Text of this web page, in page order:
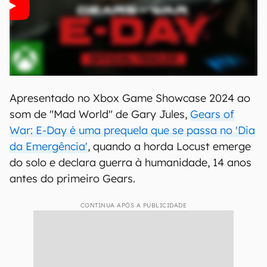
Apresentado no Xbox Game Showcase 2024 ao
som de "Mad World" de Gary Jules, Gears of
War: E-Day é uma prequela que se passa no 'Dia
da Emergência', quando a horda Locust emerge
do solo e declara guerra à humanidade, 14 anos
antes do primeiro Gears.
CONTINUA APÓS A PUBLICIDADE